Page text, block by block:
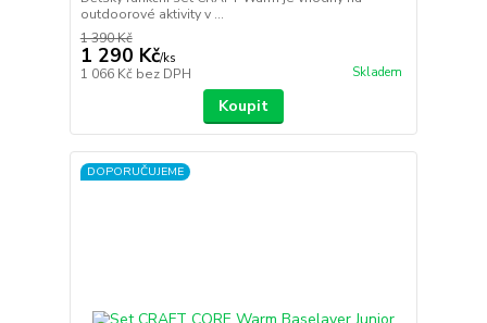
outdoorové aktivity v ...
1 390 Kč
1 290 Kč/ks
1 066 Kč bez DPH Skladem
Koupit
DOPORUČUJEME